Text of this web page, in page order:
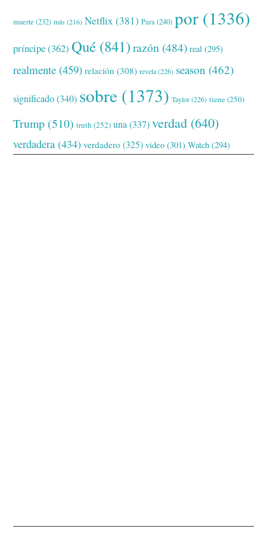
muerte (232) más (216) Netflix (381) Para(240) por (1336)
príncipe(362) Qué (841) razón (484) real (295)
realmente (459) relación (308) revela(226) season (462)
significado(340) sobre (1373) Taylor(226) tiene(250)
Trump (510) truth (252) una (337) verdad (640)
verdadera (434) verdadero (325) video (301) Watch (294)